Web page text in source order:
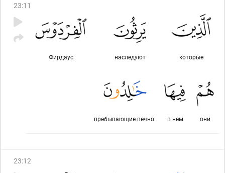
23:11
которые
наследуют
Фирдаус
они
в нем
пребывающие вечно.
23:12